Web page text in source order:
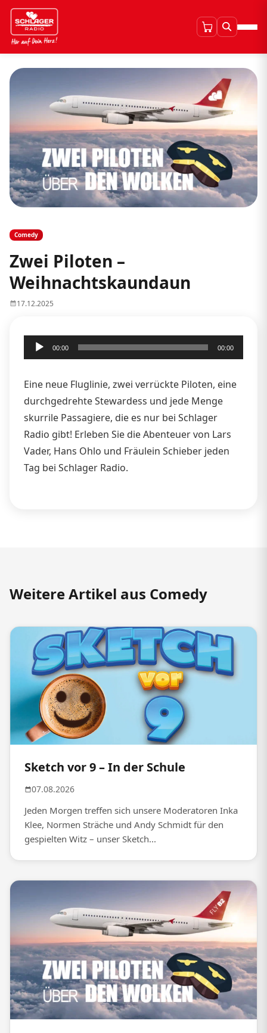
Comedy
Zwei Piloten –
Weihnachtskaundaun
17.12.2025
Audio-
Player
00:00 00:00
Eine neue Fluglinie, zwei verrückte Piloten, eine
durchgedrehte Stewardess und jede Menge
skurrile Passagiere, die es nur bei Schlager
Radio gibt! Erleben Sie die Abenteuer von Lars
Vader, Hans Ohlo und Fräulein Schieber jeden
Tag bei Schlager Radio.
Weitere Artikel aus Comedy
Sketch vor 9 – In der Schule
07.08.2026
Jeden Morgen treffen sich unsere Moderatoren Inka
Klee, Normen Sträche und Andy Schmidt für den
gespielten Witz – unser Sketch...